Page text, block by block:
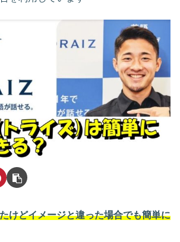
けどイメージと違った場合でも簡単に